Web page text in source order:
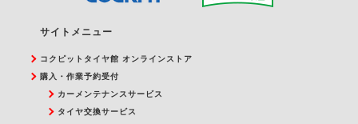
サイトメニュー
コクピットタイヤ館 オンラインストア
購入・作業予約受付
カーメンテナンスサービス
タイヤ交換サービス